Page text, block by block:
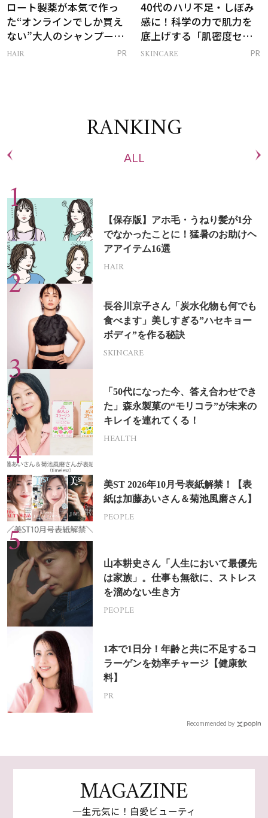
ロート製薬が本気で作っ
た“オンラインでしか買え
ない”大人のシャンプー＆
トリートメントって？
HAIR PR
40代のハリ不足・しぼみ
感に！科学の力で肌力を
底上げする「肌密度セラ
ム」
SKINCARE PR
RANKING
ALL
【保存版】アホ毛・うねり髪が1分
でなかったことに！猛暑のお助けヘ
アアイテム16選
HAIR
長谷川京子さん「炭水化物も何でも
食べます」美しすぎる”ハセキョー
ボディ”を作る秘訣
SKINCARE
「50代になった今、答え合わせでき
た」森永製菓の“モリコラ”が未来の
キレイを連れてくる！
HEALTH
美ST 2026年10月号表紙解禁！【表
紙は加藤あいさん＆菊池風磨さん】
PEOPLE
山本耕史さん「人生において最優先
は家族」。仕事も無欲に、ストレス
を溜めない生き方
PEOPLE
1本で1日分！年齢と共に不足するコ
ラーゲンを効率チャージ【健康飲
料】
PR
Recommended by
MAGAZINE
一生元気に！自愛ビューティ